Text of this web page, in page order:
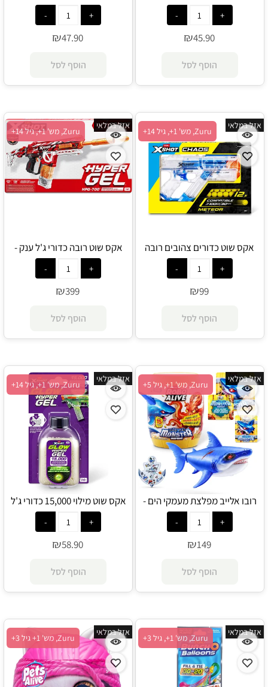
₪45.90
הוסף לסל
₪47.90
הוסף לסל
Zuru, מש' 1+, גיל 14+
אזל במלאי
אקס שוט כדורים צהובים רובה
מטאור - Zuru
₪99
הוסף לסל
Zuru, מש' 1+, גיל 14+
אזל במלאי
אקס שוט רובה כדורי ג'ל ענק -
₪399
הוסף לסל
Zuru, מש' 1+, גיל 5+
אזל במלאי
רובו אלייב מפלצת מעמקי הים -
₪149
הוסף לסל
Zuru, מש' 1+, גיל 14+
אזל במלאי
אקס שוט מילוי 15,000 כדורי ג'ל
זוהר - Zuru
₪58.90
הוסף לסל
Zuru, מש' 1+, גיל 3+
אזל במלאי
Zuru, מש' 1+ גיל 3+
אזל במלאי